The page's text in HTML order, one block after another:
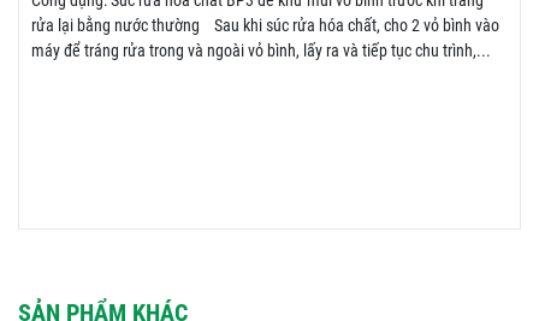
rửa lại bằng nước thường Sau khi súc rửa hóa chất, cho 2 vỏ bình vào
máy để tráng rửa trong và ngoài vỏ bình, lấy ra và tiếp tục chu trình,...
SẢN PHẨM KHÁC